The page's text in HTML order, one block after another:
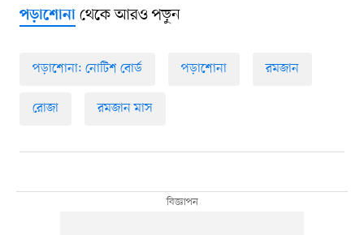
পড়াশোনাথেকে আরও পড়ুন
পড়াশোনা: নোটিশ বোর্ড পড়াশোনা রমজান
রোজা রমজান মাস